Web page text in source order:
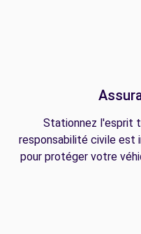
Stationnez l'esprit
responsabilité civile est
pour protéger votre